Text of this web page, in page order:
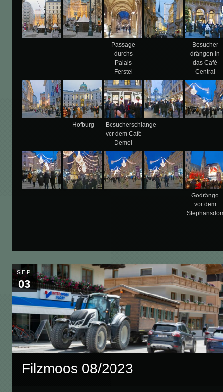
Passage
durchs
Palais
Ferstel
Besucher
drängen in
das Café
Central
Hofburg
Besucherschlange
vor dem Café
Demel
Gedränge
vor dem
SEP.
03
Filzmoos 08/2023